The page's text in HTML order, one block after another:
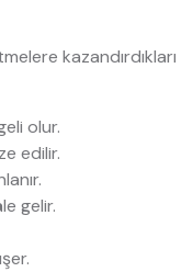
kazandırdıkları
olur.
edilir.
gelir.